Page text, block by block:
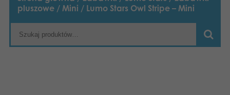
Gry dla dzieci
Gry rodzinne
AKTUALNOŚCI
TACTIC
pluszowe / Mini / Lumo Stars Owl Stripe – Mini